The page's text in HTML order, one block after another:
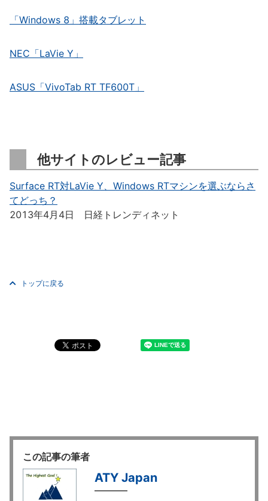
「Windows 8」搭載タブレット
NEC「LaVie Y」
ASUS「VivoTab RT TF600T」
他サイトのレビュー記事
Surface RT対LaVie Y、Windows RTマシンを選ぶならさ
てどっち？
2013年4月4日 日経トレンディネット
トップに戻る
この記事の筆者
ATY Japan